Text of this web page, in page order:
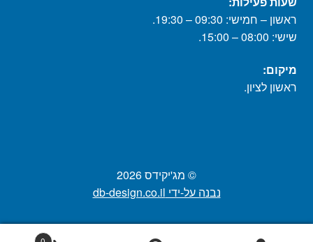
ראשון – חמישי: 09:30 – 19:30.
שישי: 08:00 – 15:00.
מיקום:
ראשון לציון.
© מג'יקידס 2026
נבנה על-ידי db-design.co.il